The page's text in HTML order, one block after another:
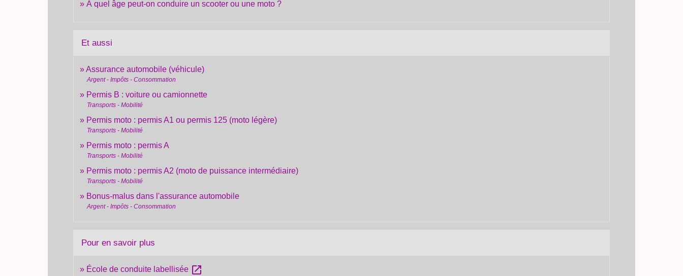
À quel âge peut-on conduire un scooter ou une moto ?
Et aussi
Assurance automobile (véhicule)
Argent - Impôts - Consommation
Permis B : voiture ou camionnette
Transports - Mobilité
Permis moto : permis A1 ou permis 125 (moto légère)
Transports - Mobilité
Permis moto : permis A
Transports - Mobilité
Permis moto : permis A2 (moto de puissance intermédiaire)
Transports - Mobilité
Bonus-malus dans l'assurance automobile
Argent - Impôts - Consommation
Pour en savoir plus
École de conduite labellisée open_in_new